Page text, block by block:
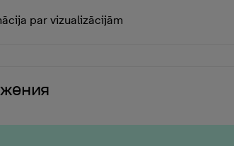
par vizualizācijām